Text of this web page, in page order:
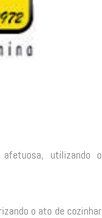
utilizando o
o ato de cozinhar